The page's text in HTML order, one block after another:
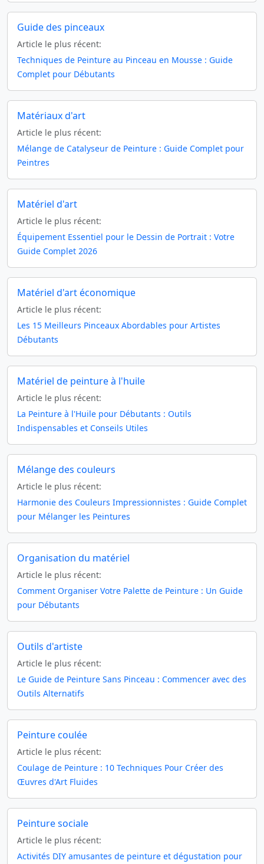
Guide des pinceaux
Article le plus récent:
Techniques de Peinture au Pinceau en Mousse : Guide
Complet pour Débutants
Matériaux d'art
Article le plus récent:
Mélange de Catalyseur de Peinture : Guide Complet pour
Peintres
Matériel d'art
Article le plus récent:
Équipement Essentiel pour le Dessin de Portrait : Votre
Guide Complet 2026
Matériel d'art économique
Article le plus récent:
Les 15 Meilleurs Pinceaux Abordables pour Artistes
Débutants
Matériel de peinture à l'huile
Article le plus récent:
La Peinture à l'Huile pour Débutants : Outils
Indispensables et Conseils Utiles
Mélange des couleurs
Article le plus récent:
Harmonie des Couleurs Impressionnistes : Guide Complet
pour Mélanger les Peintures
Organisation du matériel
Article le plus récent:
Comment Organiser Votre Palette de Peinture : Un Guide
pour Débutants
Outils d'artiste
Article le plus récent:
Le Guide de Peinture Sans Pinceau : Commencer avec des
Outils Alternatifs
Peinture coulée
Article le plus récent:
Coulage de Peinture : 10 Techniques Pour Créer des
Œuvres d'Art Fluides
Peinture sociale
Article le plus récent:
Activités DIY amusantes de peinture et dégustation pour